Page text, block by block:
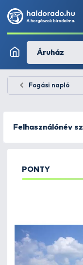
Áruház
Fogási napló
Felhasználónév
PONTY